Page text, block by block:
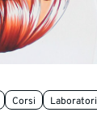
Corsi Laboratori